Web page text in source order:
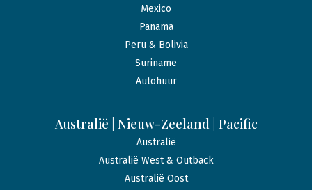
Mexico
Panama
Peru & Bolivia
Suriname
Autohuur
Australië | Nieuw-Zeeland | Pacific
Australië
Australië West & Outback
Australië Oost